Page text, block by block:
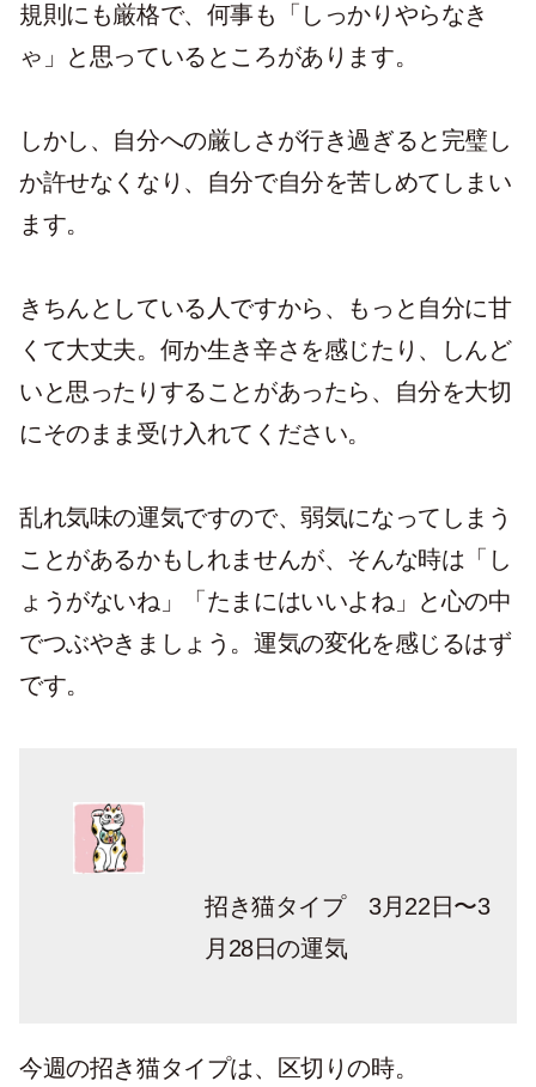
規則にも厳格で、何事も「しっかりやらなき
ゃ」と思っているところがあります。
しかし、自分への厳しさが行き過ぎると完璧し
か許せなくなり、自分で自分を苦しめてしまい
ます。
きちんとしている人ですから、もっと自分に甘
くて大丈夫。何か生き辛さを感じたり、しんど
いと思ったりすることがあったら、自分を大切
にそのまま受け入れてください。
乱れ気味の運気ですので、弱気になってしまう
ことがあるかもしれませんが、そんな時は「し
ょうがないね」「たまにはいいよね」と心の中
でつぶやきましょう。運気の変化を感じるはず
です。
招き猫タイプ 3月22日〜3
月28日の運気
今週の招き猫タイプは、区切りの時。